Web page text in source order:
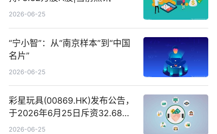
2026-06-25
“宁小智”：从“南京样本”到“中国
名片”
2026-06-25
彩星玩具(00869.HK)发布公告，
于2026年6月25日斥资32.68万
港元回购68.4万股|焦点速讯
2026-06-25